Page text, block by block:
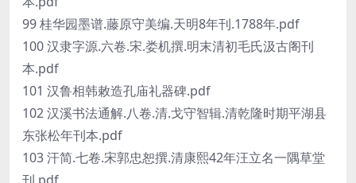
99 桂华园墨谱.藤原守美编.天明8年刊.1788年.pdf
100 汉隶字源.六卷.宋.娄机撰.明末清初毛氏汲古阁刊
本.pdf
101 汉鲁相韩敕造孔庙礼器碑.pdf
102 汉溪书法通解.八卷.清.戈守智辑.清乾隆时期平湖县
东张松年刊本.pdf
103 汗简.七卷.宋郭忠恕撰.清康熙42年汪立名一隅草堂